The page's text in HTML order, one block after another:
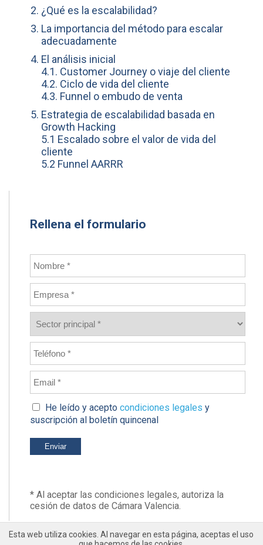
¿Qué es la escalabilidad?
La importancia del método para escalar
adecuadamente
El análisis inicial
4.1. Customer Journey o viaje del cliente
4.2. Ciclo de vida del cliente
4.3. Funnel o embudo de venta
Estrategia de escalabilidad basada en
Growth Hacking
5.1 Escalado sobre el valor de vida del
cliente
5.2 Funnel AARRR
Rellena el formulario
He leído y acepto condiciones legales y
suscripción al boletín quincenal
* Al aceptar las condiciones legales, autoriza la
cesión de datos de Cámara Valencia.
Esta web utiliza cookies. Al navegar en esta página, aceptas el uso